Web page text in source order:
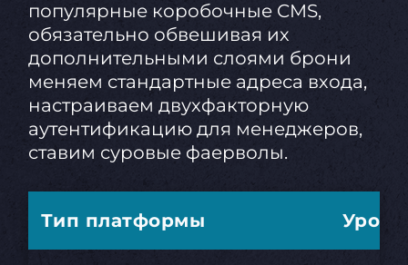
популярные коробочные CMS,
обязательно обвешивая их
дополнительными слоями брони
меняем стандартные адреса входа,
настраиваем двухфакторную
аутентификацию для менеджеров,
ставим суровые фаерволы.
Тип платформы